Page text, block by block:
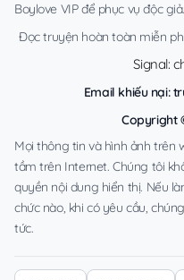
Boylove VIP để phục vụ độc giả.
Đọc truyện hoàn toàn miễn
Signal:
Email khiếu nại:
Copyright
Mọi thông tin và hình ảnh trên
tầm trên Internet. Chúng tôi
quyền nội dung hiển thị. Nếu
chức nào, khi có yêu cầu,
tức.